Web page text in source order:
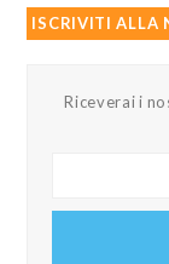
ISCRIVITI ALLA
Riceverai i